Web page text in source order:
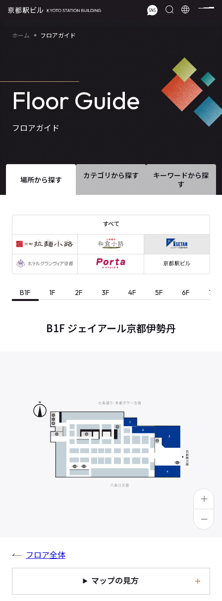
ホーム フロアガイド
Floor Guide
フロアガイド
場所から探す カテゴリから探す
キーワードから探
す
すべて
B1F 1F 2F 3F 4F 5F 6F 7F
B1F ジェイアール京都伊勢丹
+
−
フロア全体
マップの見方